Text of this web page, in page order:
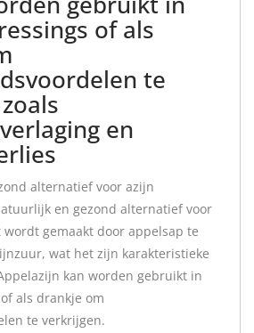
of als
te
en
alternatief voor azijn
en gezond alternatief voor
gemaakt door appelsap te
wat het zijn karakteristieke
kan worden gebruikt in
als drankje om
te verkrijgen.